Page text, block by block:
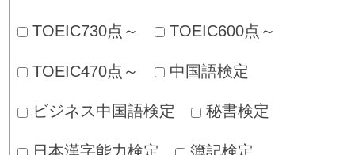
TOEIC730点～ TOEIC600点～
TOEIC470点～ 中国語検定
ビジネス中国語検定 秘書検定
日本漢字能力検定 簿記検定